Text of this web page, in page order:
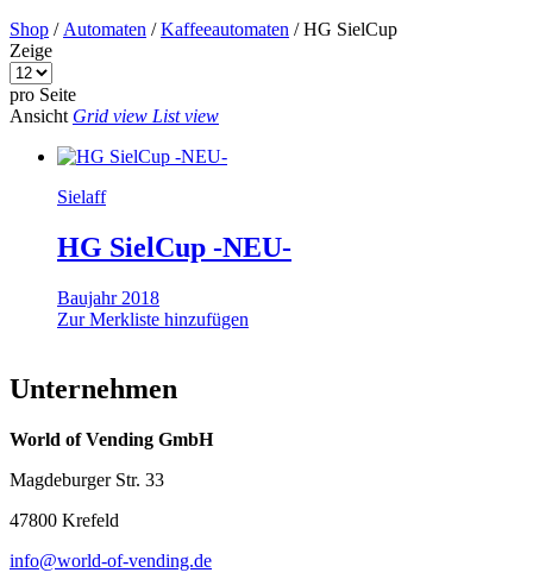
Shop / Automaten /Kaffeeautomaten / HG SielCup
Zeige
pro Seite
Ansicht Grid view List view
Sielaff
HG SielCup -NEU-
Baujahr 2018
Zur Merkliste hinzufügen
Unternehmen
World of Vending GmbH
Magdeburger Str. 33
47800 Krefeld
info@world-of-vending.de